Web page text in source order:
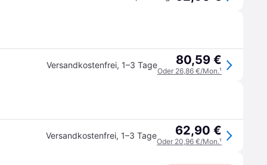
Versandkostenfrei, 1–3 Tage 80,59 €
Oder 26,86 €/Mon.¹
Versandkostenfrei, 1–3 Tage 62,90 €
Oder 20,96 €/Mon.¹